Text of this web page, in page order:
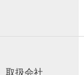
取扱会社